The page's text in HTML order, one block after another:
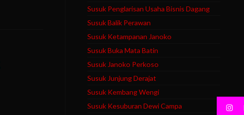
Susuk Penglarisan Usaha Bisnis Dagang
Susuk Balik Perawan
Susuk Ketampanan Janoko
Susuk Buka Mata Batin
Susuk Janoko Perkoso
Susuk Junjung Derajat
Susuk Kembang Wengi
Susuk Kesuburan Dewi Campa